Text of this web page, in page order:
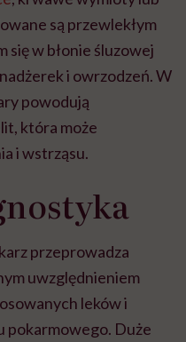
są przewlekłym
się w błonie śluzowej
i owrzodzeń. W
powodują
która może
i wstrząsu.
przeprowadza
uwzględnieniem
leków i
pokarmowego. Duże